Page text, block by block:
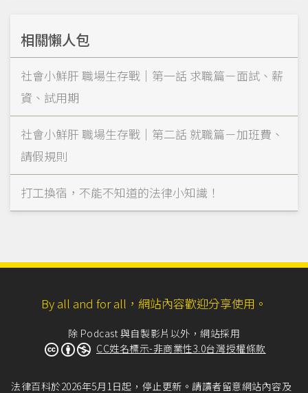
相關懶人包
社會小鮮肝 職場生存戰｜第一話 求職篇－面試、薪
資、試用期
社會小鮮肝 職場生存戰｜第二話 就職篇－加班費、
請假規則
打工換宿，不能不知道的法律小知識！
By all and for all，網站內容歡迎分享使用。
除 Podcast 與自製影片以外，網站採用
CC姓名標示-非商業性3.0台灣授權條款
法律百科於2026年5月1日起，停止更新。請讀者留意網站內容及